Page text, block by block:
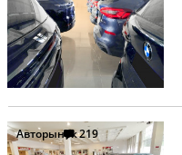
Авторынок219